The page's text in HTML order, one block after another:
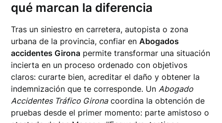
qué marcan la diferencia
Tras un siniestro en carretera, autopista o zona
urbana de la provincia, confiar enAbogados
accidentes Girona permite transformar una situación
incierta en un proceso ordenado con objetivos
claros: curarte bien, acreditar el daño y obtener la
indemnización que te corresponde. UnAbogado
Accidentes Tráfico Gironacoordina la obtención de
pruebas desde el primer momento: parte amistoso o